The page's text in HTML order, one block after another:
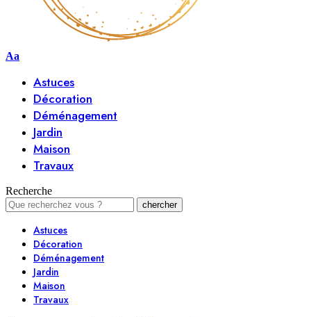
Aa
Astuces
Décoration
Déménagement
Jardin
Maison
Travaux
Recherche
Astuces
Décoration
Déménagement
Jardin
Maison
Travaux